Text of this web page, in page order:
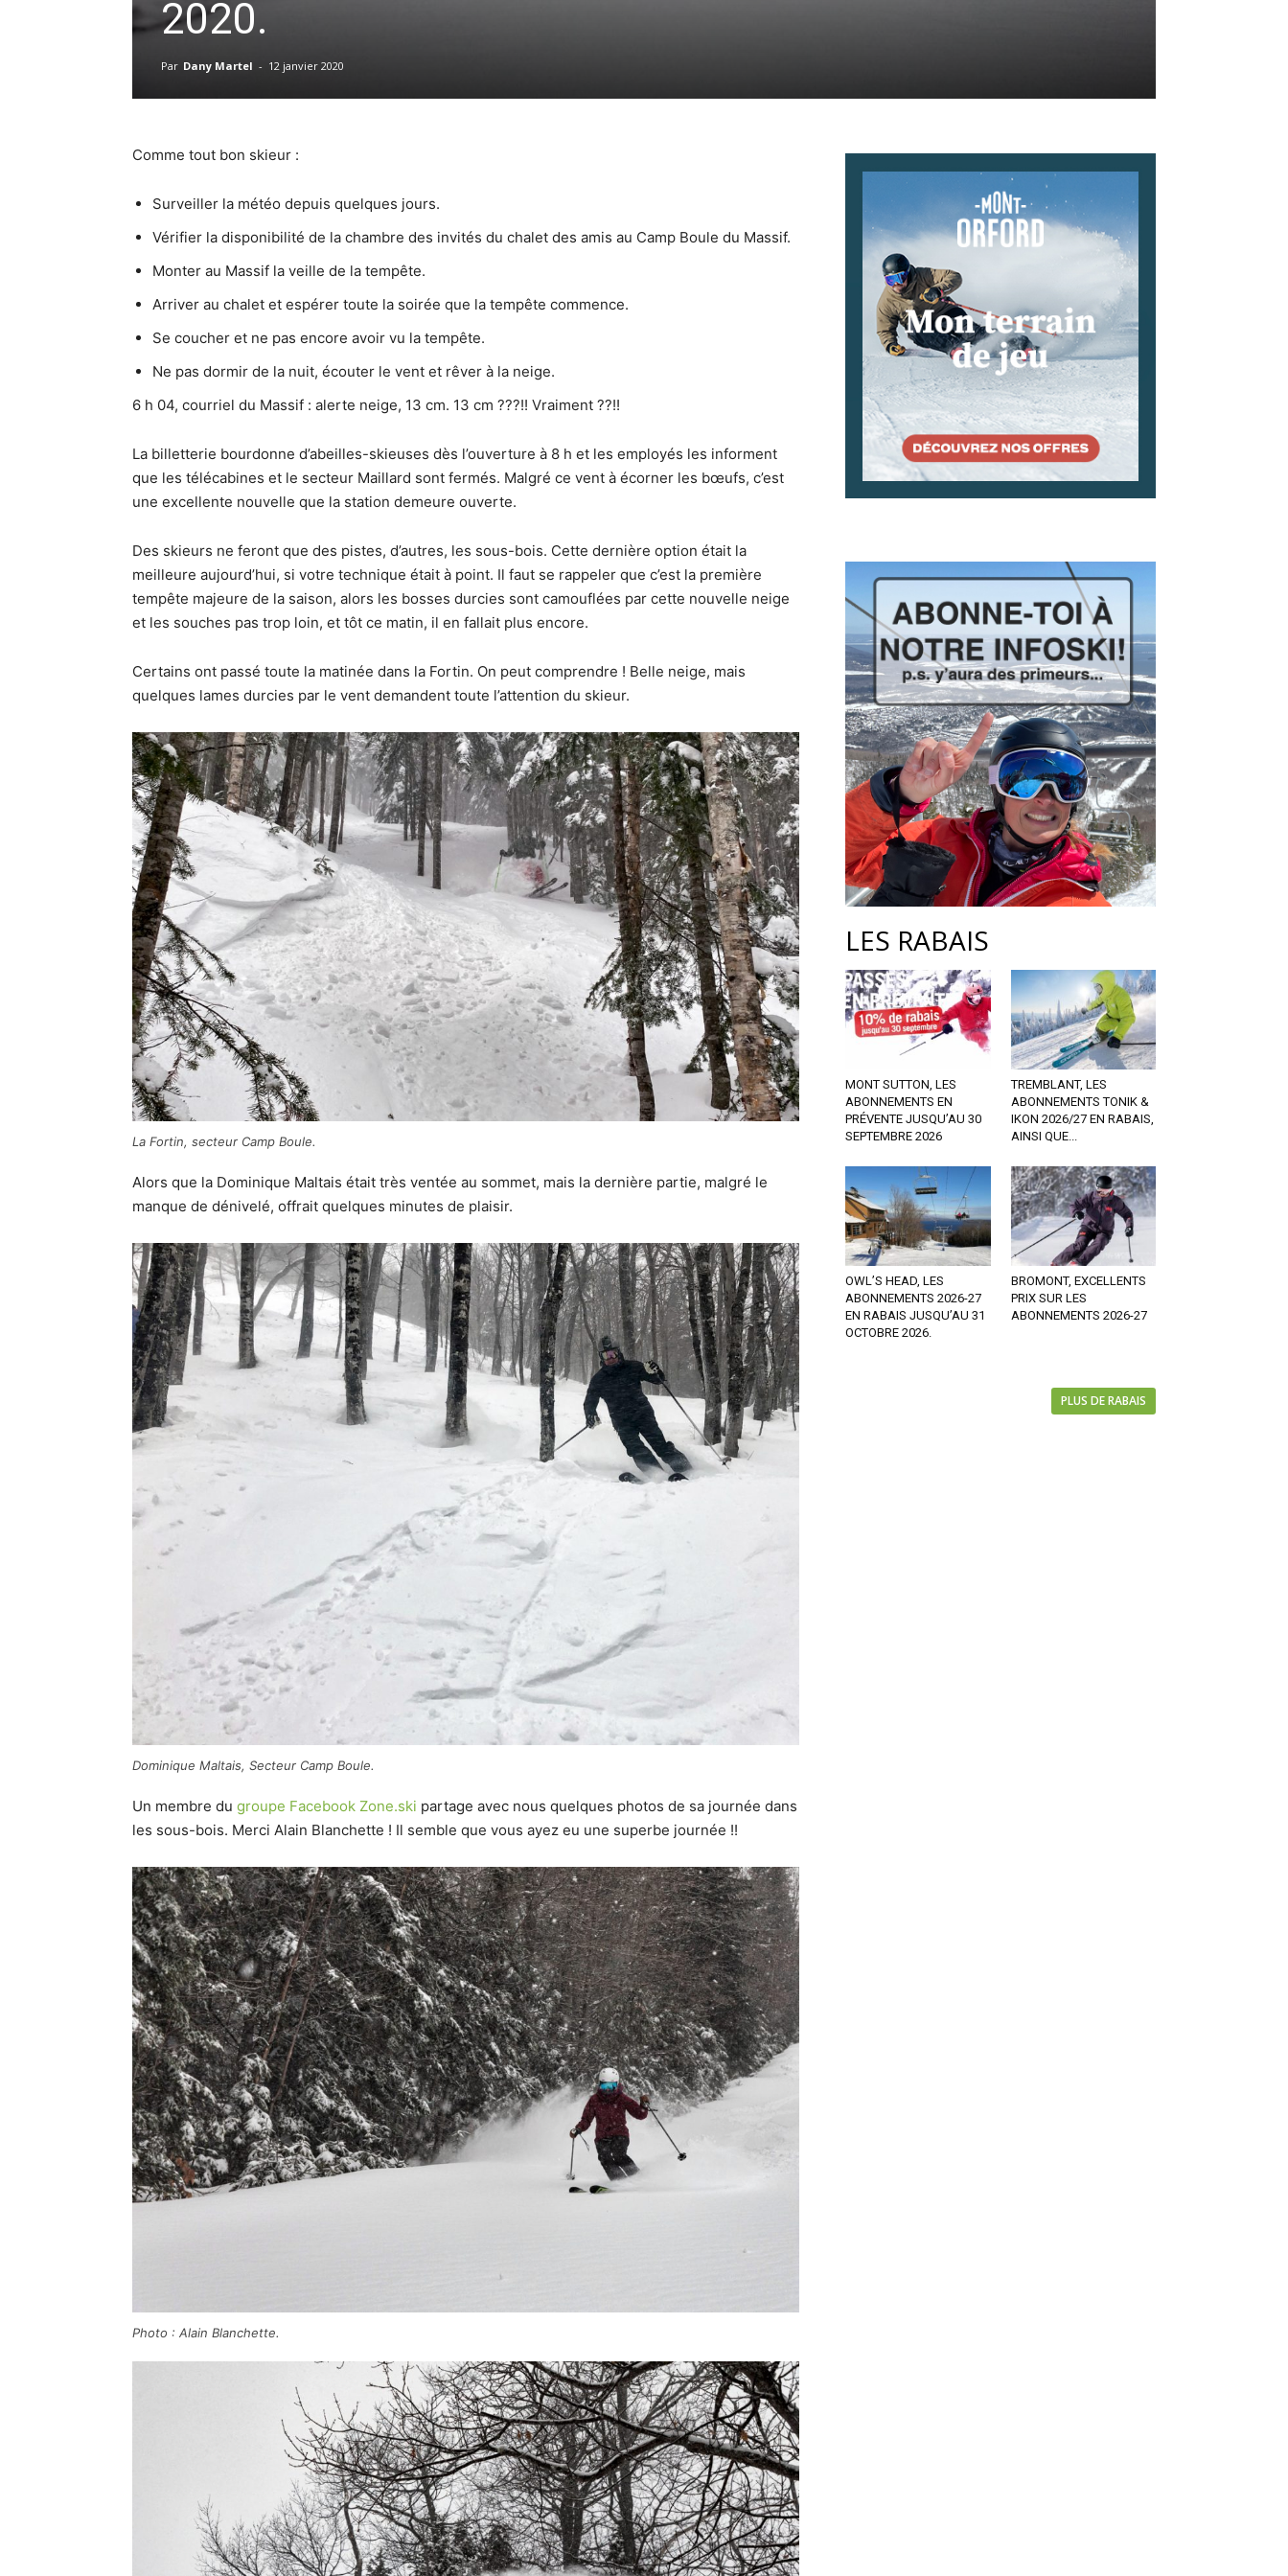
2020.
Par Dany Martel - 12 janvier 2020
Comme tout bon skieur :
Surveiller la météo depuis quelques jours.
Vérifier la disponibilité de la chambre des invités du chalet des amis au Camp Boule du Massif.
Monter au Massif la veille de la tempête.
Arriver au chalet et espérer toute la soirée que la tempête commence.
Se coucher et ne pas encore avoir vu la tempête.
Ne pas dormir de la nuit, écouter le vent et rêver à la neige.
6 h 04, courriel du Massif : alerte neige, 13 cm. 13 cm ???!! Vraiment ??!!
La billetterie bourdonne d’abeilles-skieuses dès l’ouverture à 8 h et les employés les informent
que les télécabines et le secteur Maillard sont fermés. Malgré ce vent à écorner les bœufs, c’est
une excellente nouvelle que la station demeure ouverte.
Des skieurs ne feront que des pistes, d’autres, les sous-bois. Cette dernière option était la
meilleure aujourd’hui, si votre technique était à point. Il faut se rappeler que c’est la première
tempête majeure de la saison, alors les bosses durcies sont camouflées par cette nouvelle neige
et les souches pas trop loin, et tôt ce matin, il en fallait plus encore.
Certains ont passé toute la matinée dans la Fortin. On peut comprendre ! Belle neige, mais
quelques lames durcies par le vent demandent toute l’attention du skieur.
La Fortin, secteur Camp Boule.
Alors que la Dominique Maltais était très ventée au sommet, mais la dernière partie, malgré le
manque de dénivelé, offrait quelques minutes de plaisir.
Dominique Maltais, Secteur Camp Boule.
Un membre du groupe Facebook Zone.ski partage avec nous quelques photos de sa journée dans
les sous-bois. Merci Alain Blanchette ! Il semble que vous ayez eu une superbe journée !!
Photo : Alain Blanchette.
LES RABAIS
MONT SUTTON, LES
ABONNEMENTS EN
PRÉVENTE JUSQU’AU 30
SEPTEMBRE 2026
TREMBLANT, LES
ABONNEMENTS TONIK &
IKON 2026/27 EN RABAIS,
AINSI QUE...
OWL’S HEAD, LES
ABONNEMENTS 2026-27
EN RABAIS JUSQU’AU 31
OCTOBRE 2026.
BROMONT, EXCELLENTS
PRIX SUR LES
ABONNEMENTS 2026-27
PLUS DE RABAIS